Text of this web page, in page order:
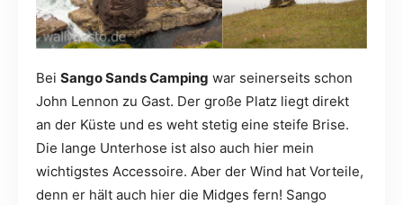
Bei Sango Sands Camping war seinerseits schon
John Lennon zu Gast. Der große Platz liegt direkt
an der Küste und es weht stetig eine steife Brise.
Die lange Unterhose ist also auch hier mein
wichtigstes Accessoire. Aber der Wind hat Vorteile,
denn er hält auch hier die Midges fern! Sango